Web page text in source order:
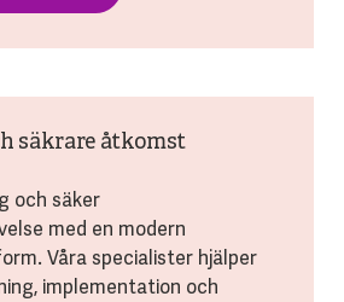
säkrare åtkomst
och säker
med en modern
Våra specialister hjälper
implementation och